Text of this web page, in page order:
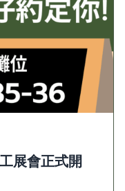
展會正式開